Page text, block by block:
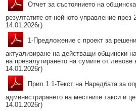
Отчет за състоянието на
резултатите от нейното управление през
14.01.2026г)
1-Предложение с проект за
актуализиране на действащи общински
на превалутирането на сумите от левове
14.01.2026г)
Прил.1.1-Текст на Наредбата за
администрирането на местните такси и
14.01.2026г)